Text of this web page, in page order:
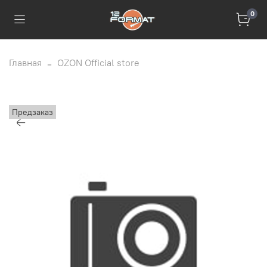
0
Главная OZON Official store
Предзаказ